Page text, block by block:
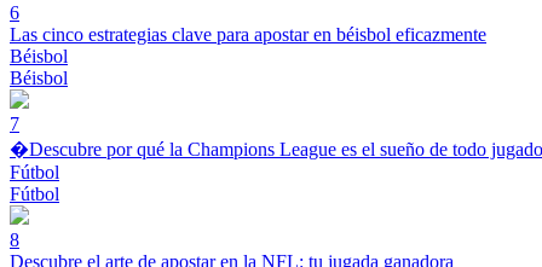
6
Las cinco estrategias clave para apostar en béisbol eficazmente
Béisbol
Béisbol
7
�Descubre por qué la Champions League es el sueño de todo
Fútbol
Fútbol
8
Descubre el arte de apostar en la NFL: tu jugada ganadora